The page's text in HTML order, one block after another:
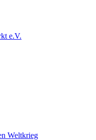
e.V.
Weltkrieg